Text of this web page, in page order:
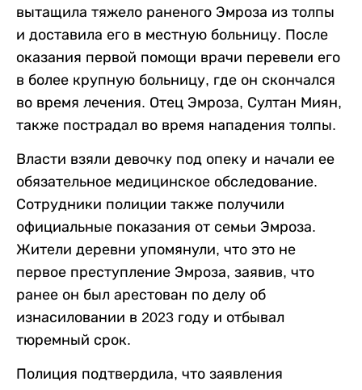
вытащила тяжело раненого Эмроза из толпы
и доставила его в местную больницу. После
оказания первой помощи врачи перевели его
в более крупную больницу, где он скончался
во время лечения. Отец Эмроза, Султан Миян,
также пострадал во время нападения толпы.
Власти взяли девочку под опеку и начали ее
обязательное медицинское обследование.
Сотрудники полиции также получили
официальные показания от семьи Эмроза.
Жители деревни упомянули, что это не
первое преступление Эмроза, заявив, что
ранее он был арестован по делу об
изнасиловании в 2023 году и отбывал
тюремный срок.
Полиция подтвердила, что заявления